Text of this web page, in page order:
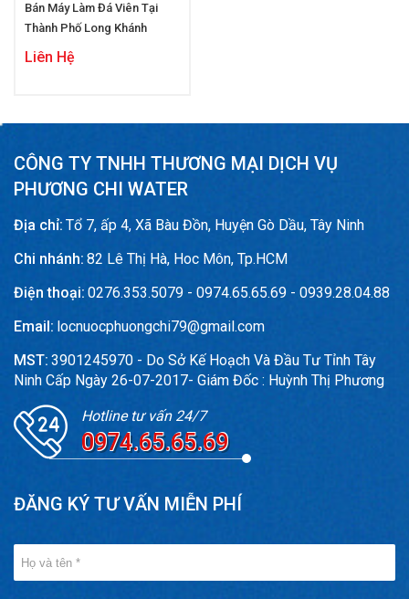
Bán Máy Làm Đá Viên Tại
Thành Phố Long Khánh
Liên Hệ
CÔNG TY TNHH THƯƠNG MẠI DỊCH VỤ
PHƯƠNG CHI WATER
Địa chỉ: Tổ 7, ấp 4, Xã Bàu Đồn, Huyện Gò Dầu, Tây Ninh
Chi nhánh: 82 Lê Thị Hà, Hoc Môn, Tp.HCM
Điện thoại: 0276.353.5079 - 0974.65.65.69 - 0939.28.04.88
Email: locnuocphuongchi79@gmail.com
MST: 3901245970 - Do Sở Kế Hoạch Và Đầu Tư Tỉnh Tây
Ninh Cấp Ngày 26-07-2017- Giám Đốc : Huỳnh Thị Phương
Hotline tư vấn 24/7
0974.65.65.69
ĐĂNG KÝ TƯ VẤN MIỄN PHÍ